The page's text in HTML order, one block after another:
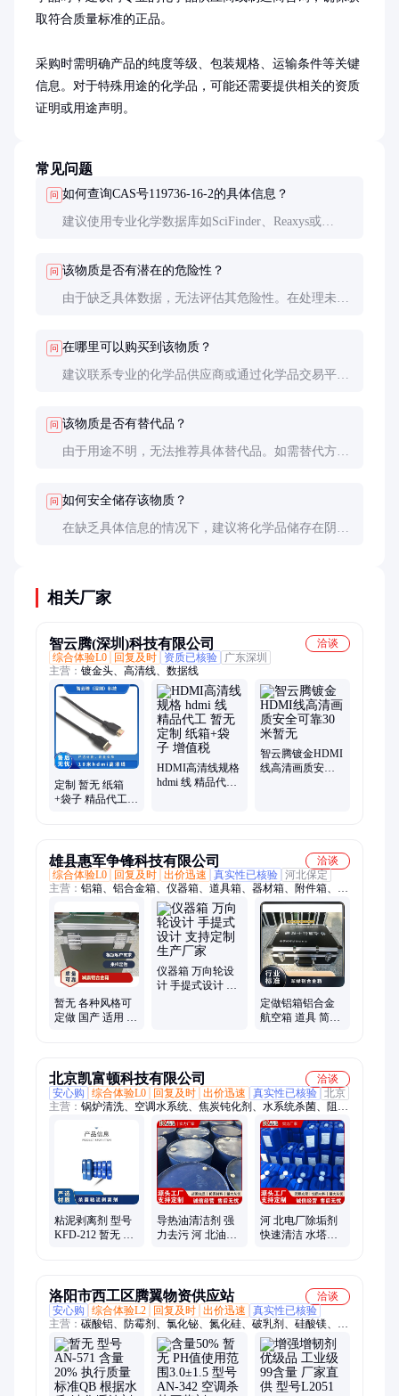
取符合质量标准的正品。
采购时需明确产品的纯度等级、包装规格、运输条件等关键
信息。对于特殊用途的化学品，可能还需要提供相关的资质
证明或用途声明。
常见问题
问 如何查询CAS号119736-16-2的具体信息？
建议使用专业化学数据库如SciFinder、Reaxys或
问 该物质是否有潜在的危险性？
由于缺乏具体数据，无法评估其危险性。在处理未知
问 在哪里可以购买到该物质？
建议联系专业的化学品供应商或通过化学品交易平台
问 该物质是否有替代品？
由于用途不明，无法推荐具体替代品。如需替代方
问 如何安全储存该物质？
在缺乏具体信息的情况下，建议将化学品储存在阴
相关厂家
智云腾(深圳)科技有限公司
洽谈
综合体验L0
回复及时 资质已核验
广东深圳
主营： 镀金头、高清线、数据线
定制 暂无 纸箱
+袋子 精品代工
HDMI高清线规格
hdmi 线 精品代工
智云腾镀金HDMI
线高清画质安全
雄县惠军争锋科技有限公司
洽谈
综合体验L0
回复及时 出价迅速 真实性已核验 河北保定
主营： 铝箱、铝合金箱、仪器箱、道具箱、器材箱、附件箱、收
纳箱、航空箱、工具箱、电子仪表箱、实验仪器包装箱、消防器
材箱、指挥作业箱、侦查作业箱、勘测仪器包装箱、仪器仪表
箱、乐器包装箱、舞台道具箱、服装道具箱、运输储备箱、通讯
设备箱、五金工具箱、铝合金航空箱、产品展示箱、物资器材箱
暂无 各种风格可
定做 国产 适用 仪
仪器箱 万向轮设
计 手提式设计 支
定做铝箱铝合金
航空箱 道具 简约
北京凯富顿科技有限公司
洽谈
安心购
综合体验L0 回复及时 出价迅速 真实性已核验 北京
主营： 锅炉清洗、空调水系统、焦炭钝化剂、水系统杀菌、阻垢
分散剂、洗涤高温水、粉尘抑制剂、脱硫增效剂、在线清洗剂、
氧化除藻剂、杀菌灭藻剂、水系统管道、无二氧化氯、空调冷凝
器、金属表面油污、清除附着藻类、烟气湿法脱硫、高电导反渗
透、通风系统清洗、空调风机盘管、导热油炉清洗、玻璃鳞片胶
泥、烟气脱硫脱硝、锅炉除垢除锈、填料水垢清洗
粘泥剥离剂 型号
KFD-212 暂无 PH
导热油清洁剂 强
力去污 河 北油管
河 北电厂除垢剂
快速清洁 水塔电
洛阳市西工区腾翼物资供应站
洽谈
安心购
综合体验L2 回复及时 出价迅速
真实性已核验
主营： 碳酸铝、防霉剂、氯化铋、氮化硅、破乳剂、硅酸镁、磷
酸铝、化学试剂、抗静电剂、乙酸乙酯、氢氧化镁、焦磷酸钠、
干燥通风、次磷酸镁、氯化氢乙醇、氯化氢甲醇、聚丙烯酸钾、
闪点提高剂、柴油降凝剂、硫代硫酸铵、聚丙烯酰胺、多聚磷酸
钠、25公斤纸板桶、硫代乙醇酸钠、高分子絮凝剂